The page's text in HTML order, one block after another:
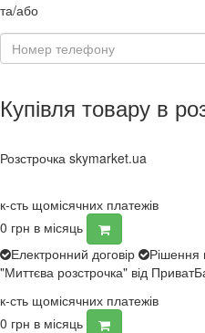
та/або
Купівля товару в
Розстрочка skymarket.ua
к-сть щомісячних платежів
0 грн в місяць
Електронний договір
Рішення
"Миттєва розстрочка" від
к-сть щомісячних платежів
0 грн в місяць